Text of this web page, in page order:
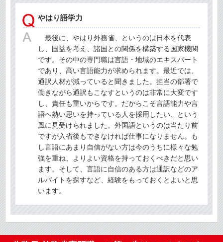
やはり語学力
最後に、やはり外務省、というのは日本を代表
し、国益を考え、諸国との関係を構築する国家機関
です。その中の専門職は言語・地域のエキスパート
であり、高い言語能力が求められます。最近では、
通訳人材が減っていると聞きました。担当の部署で
働きながら通訳もこなすというのは非常に大変です
し、責任も重いからです。だからこそ言語能力や言
語へ熱い思いを持っている人を採用したい、という
風に見受けられました。外国語というのは当たり前
ですが入省後もできなければ仕事になりません。も
し言語にあまり自信がない方は今のうちに様々な勉
強を重ね、よりよい資格を持っておくべきだと思い
ます。そして、言語に自信のある方は通訳などのア
ルバイトを探すなど、経験をもっておくとよいと思
います。